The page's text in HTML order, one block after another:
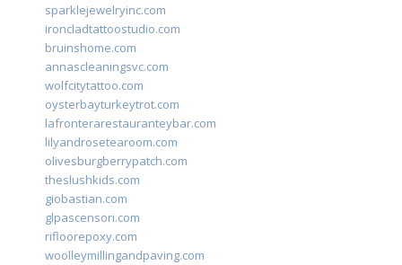
sparklejewelryinc.com
ironcladtattoostudio.com
bruinshome.com
annascleaningsvc.com
wolfcitytattoo.com
oysterbayturkeytrot.com
lafronterarestauranteybar.com
lilyandrosetearoom.com
olivesburgberrypatch.com
theslushkids.com
giobastian.com
glpascensori.com
rifloorepoxy.com
woolleymillingandpaving.com